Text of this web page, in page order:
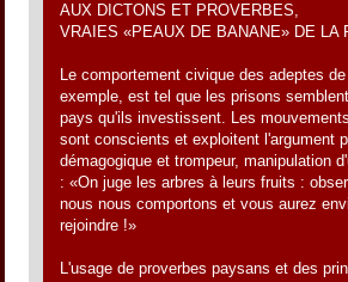
AUX DICTONS ET PROVERBES,
VRAIES «PEAUX DE BANANE» DE LA
Le comportement civique des adeptes
exemple, est tel que les prisons
pays qu'ils investissent. Les
sont conscients et exploitent l'argument
démagogique et trompeur, manipulation
: «On juge les arbres à leurs fruits :
nous nous comportons et vous aurez
rejoindre !»
L'usage de proverbes paysans et des